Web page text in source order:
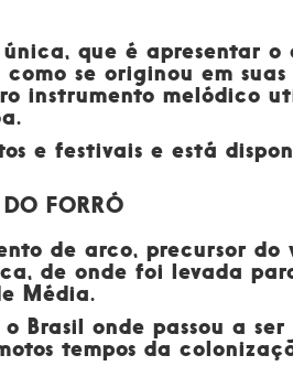
que é apresentar
se originou em
instrumento melódico
e festivais e está
FORRÓ
de arco, precursor do
de onde foi levada
Média.
Brasil onde passou a
tempos da